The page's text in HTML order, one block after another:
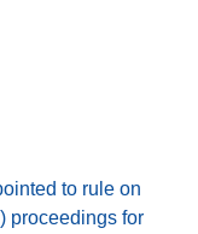
to rule on
proceedings for